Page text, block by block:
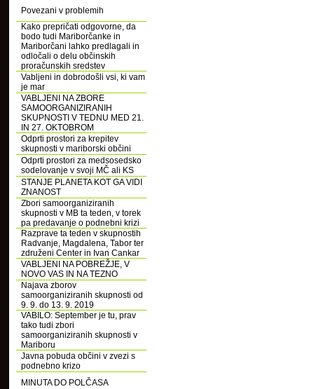
Povezani v problemih
Kako prepričati odgovorne, da
bodo tudi Mariborčanke in
Mariborčani lahko predlagali in
odločali o delu občinskih
proračunskih sredstev
Vabljeni in dobrodošli vsi, ki vam
je mar
VABLJENI NA ZBORE
SAMOORGANIZIRANIH
SKUPNOSTI V TEDNU MED 21.
IN 27. OKTOBROM
Odprti prostori za krepitev
skupnosti v mariborski občini
Odprti prostori za medsosedsko
sodelovanje v svoji MČ ali KS
STANJE PLANETA KOT GA VIDI
ZNANOST
Zbori samoorganiziranih
skupnosti v MB ta teden, v torek
pa predavanje o podnebni krizi
Razprave ta teden v skupnostih
Radvanje, Magdalena, Tabor ter
združeni Center in Ivan Cankar
VABLJENI NA POBREŽJE, V
NOVO VAS IN NA TEZNO
Najava zborov
samoorganiziranih skupnosti od
9. 9. do 13. 9. 2019
VABILO: September je tu, prav
tako tudi zbori
samoorganiziranih skupnosti v
Mariboru
Javna pobuda občini v zvezi s
podnebno krizo
MINUTA DO POLČASA